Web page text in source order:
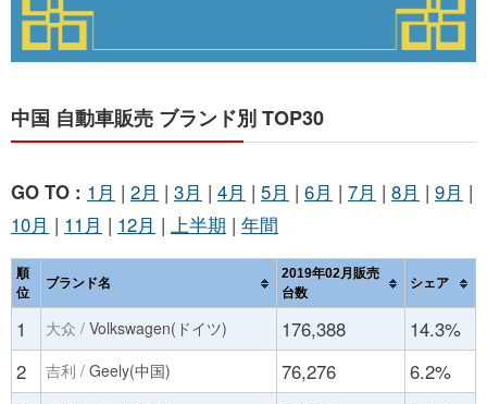
中国 自動車販売 ブランド別 TOP30
GO TO : 1月 | 2月 | 3月 | 4月 | 5月 | 6月 | 7月 | 8月 | 9月 |
10月 | 11月 | 12月 | 上半期 | 年間
順
位
ブランド名
2019年02月販売
台数
シェア
1 大众 / Volkswagen(ドイツ) 176,388
14.3%
2
吉利 / Geely(中国) 76,276
6.2%